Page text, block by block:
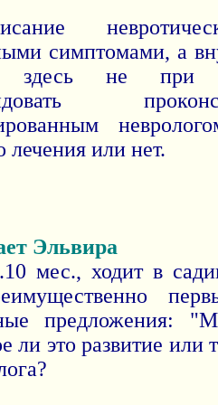
симптомами, а
здесь не
лечения или нет.
Эльвира
мес., ходит в
предложения:
ли это развитие или